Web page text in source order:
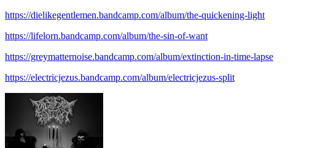
https://dielikegentlemen.bandcamp.com/album/the-quickening-light
https://lifelorn.bandcamp.com/album/the-sin-of-want
https://greymatternoise.bandcamp.com/album/extinction-in-time-lapse
https://electricjezus.bandcamp.com/album/electricjezus-split